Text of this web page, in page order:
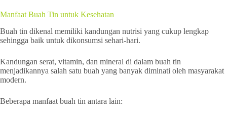
Manfaat Buah Tin untuk Kesehatan
Buah tin dikenal memiliki kandungan nutrisi yang cukup lengkap
sehingga baik untuk dikonsumsi sehari-hari.
Kandungan serat, vitamin, dan mineral di dalam buah tin
menjadikannya salah satu buah yang banyak diminati oleh masyarakat
modern.
Beberapa manfaat buah tin antara lain: